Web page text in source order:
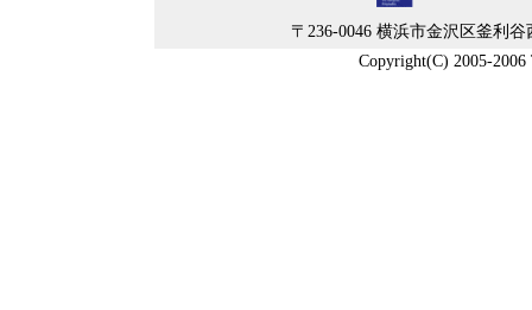
〒236-0046 横浜市金沢区釜利
Copyright(C) 2005-